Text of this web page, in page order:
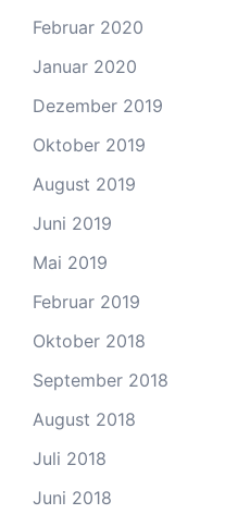
Februar 2020
Januar 2020
Dezember 2019
Oktober 2019
August 2019
Juni 2019
Mai 2019
Februar 2019
Oktober 2018
September 2018
August 2018
Juli 2018
Juni 2018